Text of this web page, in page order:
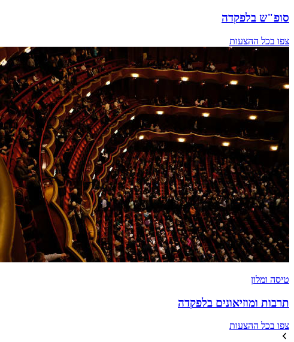
סופ"ש בלפקדה
צפו בכל ההצעות
טיסה ומלון
תרבות ומוזיאונים בלפקדה
צפו בכל ההצעות